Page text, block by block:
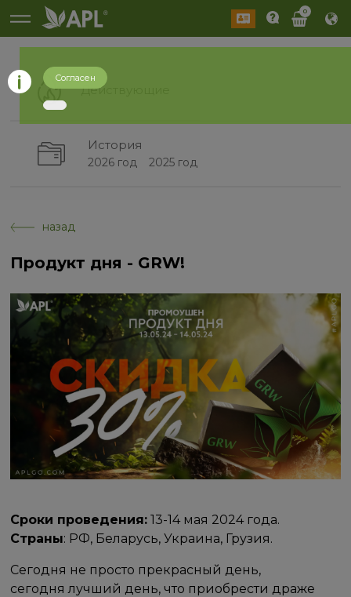
0
Действующие
История
2026 год 2025 год
назад
Продукт дня - GRW!
Сроки проведения: 13-14 мая 2024 года.
Страны: РФ, Беларусь, Украина, Грузия.
Сегодня не просто прекрасный день,
сегодня лучший день, что приобрести драже
Согласен